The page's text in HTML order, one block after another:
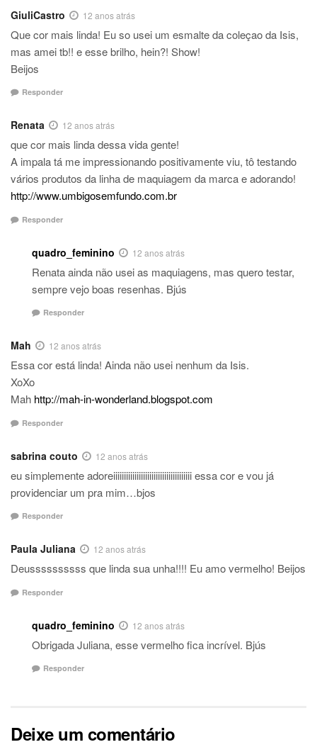
GiuliCastro 12 anos atrás
Que cor mais linda! Eu so usei um esmalte da coleçao da Isis,
mas amei tb!! e esse brilho, hein?! Show!
Beijos
Responder
Renata 12 anos atrás
que cor mais linda dessa vida gente!
A impala tá me impressionando positivamente viu, tô testando
vários produtos da linha de maquiagem da marca e adorando!
http://www.umbigosemfundo.com.br
Responder
quadro_feminino 12 anos atrás
Renata ainda não usei as maquiagens, mas quero testar,
sempre vejo boas resenhas. Bjús
Responder
Mah 12 anos atrás
Essa cor está linda! Ainda não usei nenhum da Isis.
XoXo
Mah http://mah-in-wonderland.blogspot.com
Responder
sabrina couto 12 anos atrás
eu simplemente adoreiiiiiiiiiiiiiiiiiiiiiiiiiiiiiiiiiiiii essa cor e vou já
providenciar um pra mim…bjos
Responder
Paula Juliana 12 anos atrás
Deussssssssss que linda sua unha!!!! Eu amo vermelho! Beijos
Responder
quadro_feminino 12 anos atrás
Obrigada Juliana, esse vermelho fica incrível. Bjús
Responder
Deixe um comentário